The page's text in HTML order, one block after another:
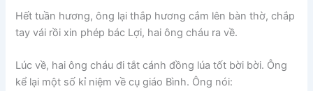
Hết tuần hương, ông lại thắp hương cắm lên bàn thờ, chắp
tay vái rồi xin phép bác Lợi, hai ông cháu ra về.
Lúc về, hai ông cháu đi tắt cánh đồng lúa tốt bời bời. Ông
kể lại một số kỉ niệm về cụ giáo Bình. Ông nói: